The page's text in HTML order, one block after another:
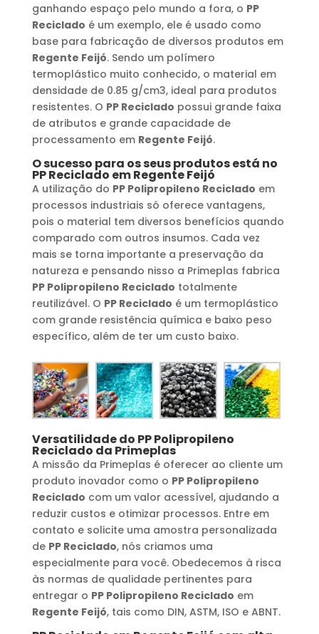
ganhando espaço pelo mundo a fora, o PP
Reciclado é um exemplo, ele é usado como
base para fabricação de diversos produtos em
Regente Feijó. Sendo um polímero
termoplástico muito conhecido, o material em
densidade de 0.85 g/cm3, ideal para produtos
resistentes. O PP Reciclado possui grande faixa
de atributos e grande capacidade de
processamento em Regente Feijó.
O sucesso para os seus produtos está no
PP Reciclado emRegente Feijó
A utilização do PP Polipropileno Reciclado em
processos industriais só oferece vantagens,
pois o material tem diversos benefícios quando
comparado com outros insumos. Cada vez
mais se torna importante a preservação da
natureza e pensando nisso a Primeplas fabrica
PP Polipropileno Reciclado totalmente
reutilizável. O PP Reciclado é um termoplástico
com grande resistência química e baixo peso
específico, além de ter um custo baixo.
Versatilidade do PP Polipropileno
Reciclado da Primeplas
A missão da Primeplas é oferecer ao cliente um
produto inovador como o PP Polipropileno
Reciclado com um valor acessível, ajudando a
reduzir custos e otimizar processos. Entre em
contato e solicite uma amostra personalizada
de PP Reciclado, nós criamos uma
especialmente para você. Obedecemos à risca
às normas de qualidade pertinentes para
entregar o PP Polipropileno Reciclado em
Regente Feijó, tais como DIN, ASTM, ISO e ABNT.